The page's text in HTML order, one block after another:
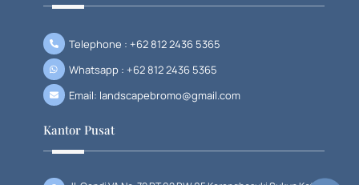
Telephone : +62 812 2436 5365
Whatsapp : +62 812 2436 5365
Email: landscapebromo@gmail.com
Kantor Pusat